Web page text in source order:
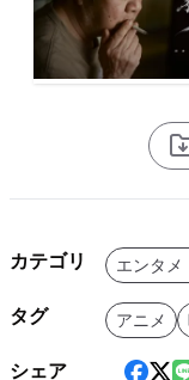
カテゴリ エンタメ
タグ アニメ
シェア